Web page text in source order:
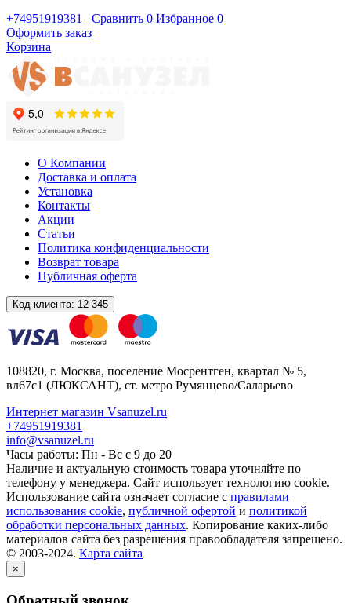
+74951919381
Сравнить 0 Избранное 0
Оформить заказ
Корзина
О Компании
Доставка и оплата
Установка
Контакты
Акции
Статьи
Политика конфиденциальности
Возврат товара
Публичная оферта
Код клиента: 12-345
108820, г. Москва, поселение Мосрентген, квартал № 5,
вл67с1 (ЛЮКСАНТ), ст. метро Румянцево/Саларьево
Интернет магазин Vsanuzel.ru
+74951919381
info@vsanuzel.ru
Часы работы: Пн - Вс с 9 до 20
Наличие и актуальную стоимость товара уточняйте по
телефону у менеджера. Сайт использует технологию cookie.
Использование сайта означает согласие с правилами
использования cookie, публичной офертой и политикой
обработки персональных данных. Копирование каких-либо
материалов сайта без разрешения правообладателя запрещено.
© 2003-2024. Карта сайта
×